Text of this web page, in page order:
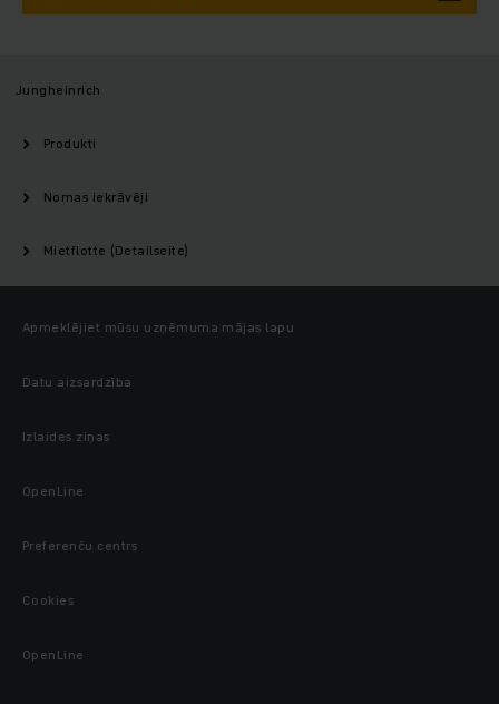
Jungheinrich
Produkti
Nomas iekrāvēji
Mietflotte (Detailseite)
Apmeklējiet mūsu uzņēmuma mājas lapu
Datu aizsardzība
Izlaides ziņas
OpenLine
Preferenču centrs
Cookies
OpenLine